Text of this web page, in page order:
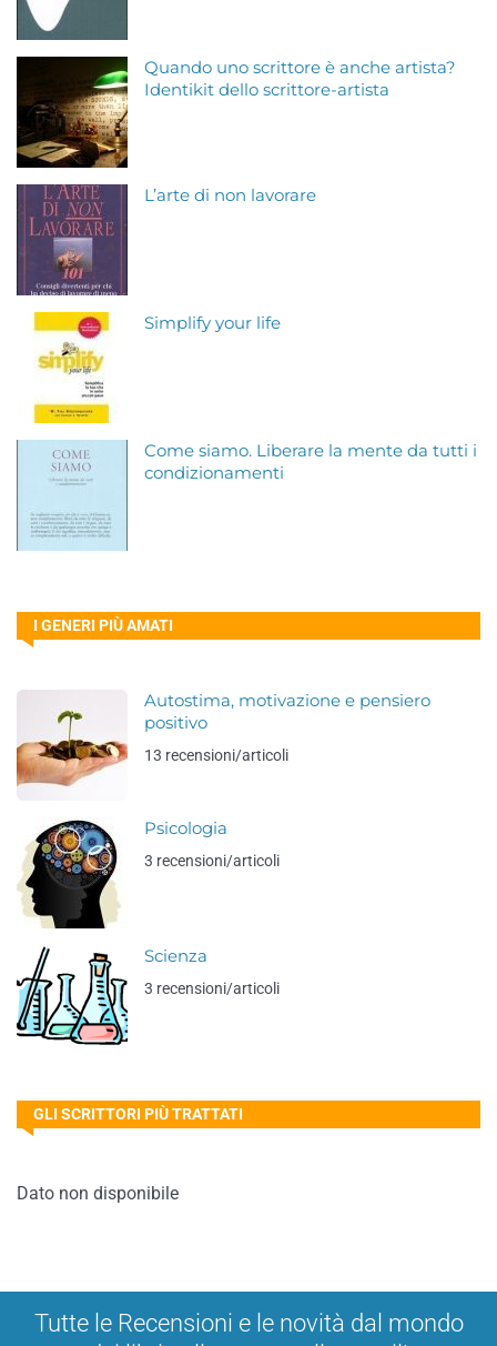
Quando uno scrittore è anche artista?
Identikit dello scrittore-artista
L’arte di non lavorare
Simplify your life
Come siamo. Liberare la mente da tutti i
condizionamenti
I GENERI PIÙ AMATI
Autostima, motivazione e pensiero
positivo
13 recensioni/articoli
Psicologia
3 recensioni/articoli
Scienza
3 recensioni/articoli
GLI SCRITTORI PIÙ TRATTATI
Dato non disponibile
Tutte le Recensioni e le novità dal mondo